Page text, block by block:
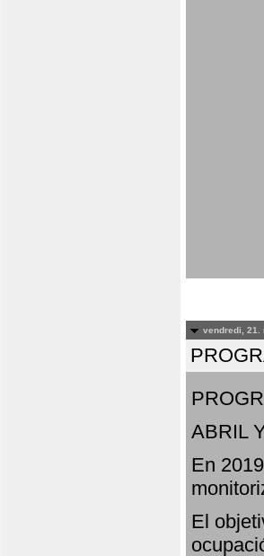
vendredi, 21.
ABRIL
En
El